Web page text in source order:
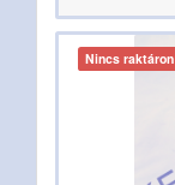
Nincs raktáron